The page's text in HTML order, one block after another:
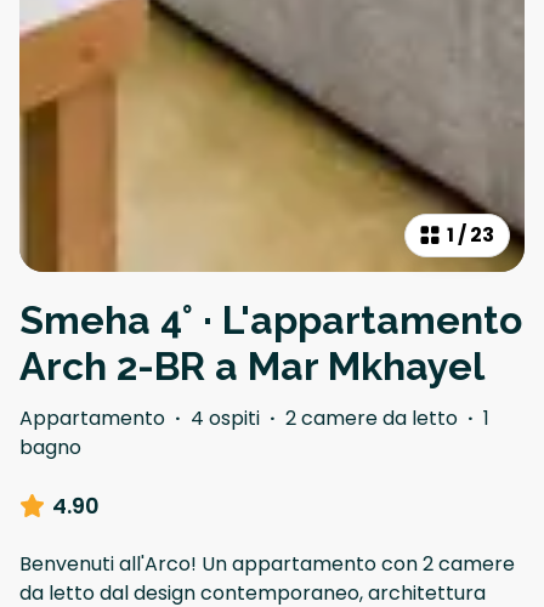
1 /23
Smeha 4° · L'appartamento
Arch 2-BR a Mar Mkhayel
Appartamento · 4 ospiti · 2 camere da letto · 1
bagno
4.90
Benvenuti all'Arco! Un appartamento con 2 camere
da letto dal design contemporaneo, architettura